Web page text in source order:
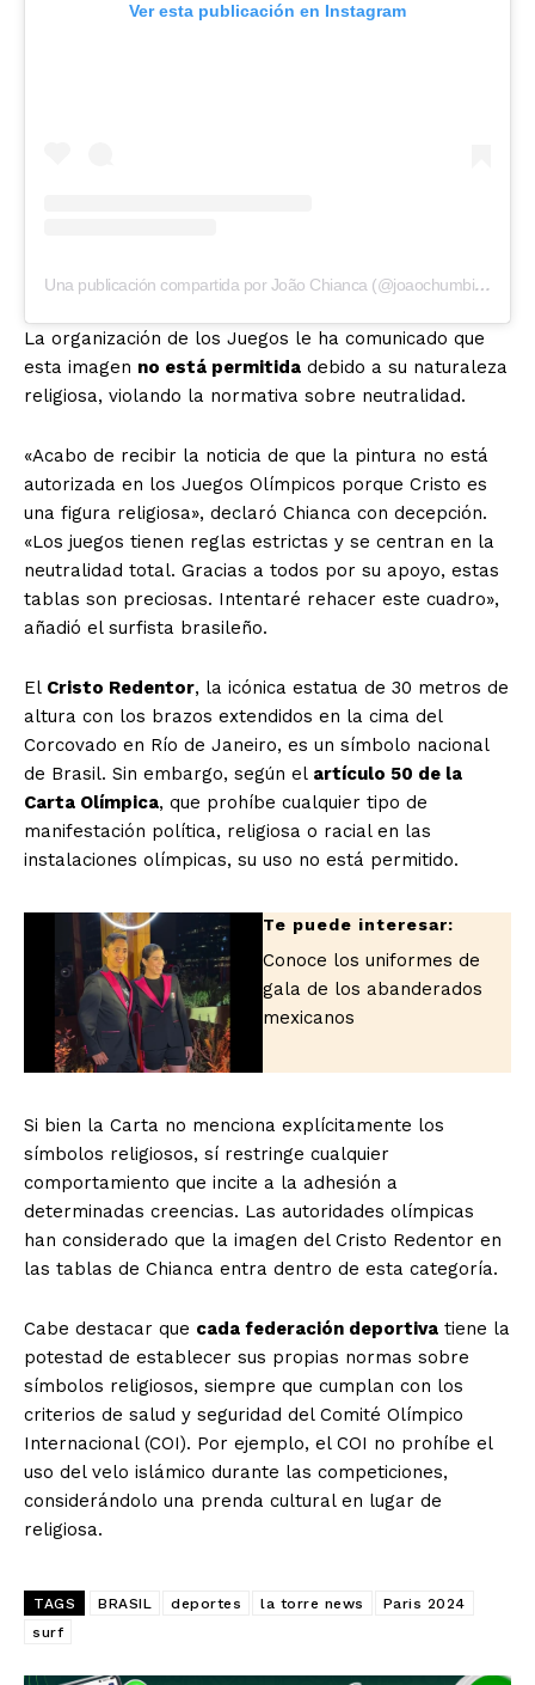
El Suplemento
Estados
Aguascalientes Baja California
Baja California Sur Campeche
Chiapas
Chihuahua
Guanajuato
Michoacán
Zacatecas
Tlaxcala
Sinaloa
San Luis Potosí Quintana Roo
Ver esta publicación en Instagram
Una publicación compartida por João Chianca (@joaochumbinho)
La organización de los Juegos le ha comunicado que
esta imagen no está permitida debido a su naturaleza
religiosa, violando la normativa sobre neutralidad.
«Acabo de recibir la noticia de que la pintura no está
autorizada en los Juegos Olímpicos porque Cristo es
una figura religiosa», declaró Chianca con decepción.
«Los juegos tienen reglas estrictas y se centran en la
neutralidad total. Gracias a todos por su apoyo, estas
tablas son preciosas. Intentaré rehacer este cuadro»,
añadió el surfista brasileño.
El Cristo Redentor, la icónica estatua de 30 metros de
altura con los brazos extendidos en la cima del
Corcovado en Río de Janeiro, es un símbolo nacional
de Brasil. Sin embargo, según el artículo 50 de la
Carta Olímpica, que prohíbe cualquier tipo de
manifestación política, religiosa o racial en las
instalaciones olímpicas, su uso no está permitido.
Conoce los uniformes de
gala de los abanderados
mexicanos
Si bien la Carta no menciona explícitamente los
símbolos religiosos, sí restringe cualquier
comportamiento que incite a la adhesión a
determinadas creencias. Las autoridades olímpicas
han considerado que la imagen del Cristo Redentor en
las tablas de Chianca entra dentro de esta categoría.
Cabe destacar que cada federación deportiva tiene la
potestad de establecer sus propias normas sobre
símbolos religiosos, siempre que cumplan con los
criterios de salud y seguridad del Comité Olímpico
Internacional (COI). Por ejemplo, el COI no prohíbe el
uso del velo islámico durante las competiciones,
considerándolo una prenda cultural en lugar de
religiosa.
TAGS BRASIL deportes la torre news
Paris 2024
surf